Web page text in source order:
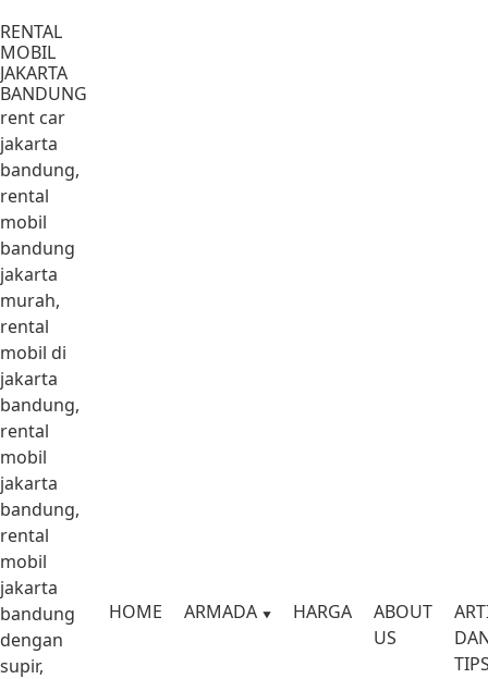
RENTAL
MOBIL
JAKARTA
BANDUNG
rent car
jakarta
bandung,
rental
mobil
bandung
jakarta
murah,
rental
mobil di
jakarta
bandung,
rental
mobil
jakarta
bandung,
rental
mobil
jakarta
bandung
dengan
supir,
HOME ARMADA HARGA
ABOUT
US